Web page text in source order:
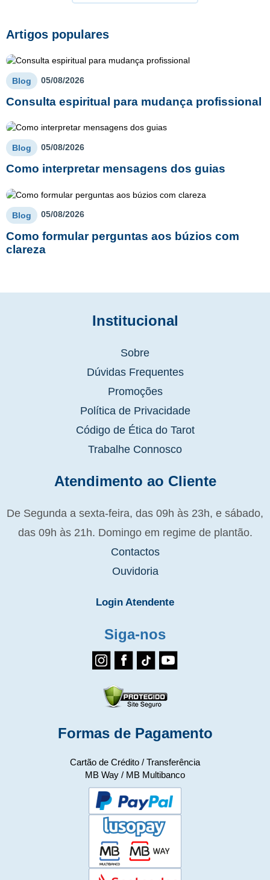
Artigos populares
Blog 05/08/2026
Consulta espiritual para mudança profissional
Blog 05/08/2026
Como interpretar mensagens dos guias
Blog 05/08/2026
Como formular perguntas aos búzios com
clareza
Institucional
Sobre
Dúvidas Frequentes
Promoções
Política de Privacidade
Código de Ética do Tarot
Trabalhe Connosco
Atendimento ao Cliente
De Segunda a sexta-feira, das 09h às 23h, e sábado,
das 09h às 21h. Domingo em regime de plantão.
Contactos
Ouvidoria
Login Atendente
Siga-nos
Formas de Pagamento
Cartão de Crédito / Transferência
MB Way / MB Multibanco